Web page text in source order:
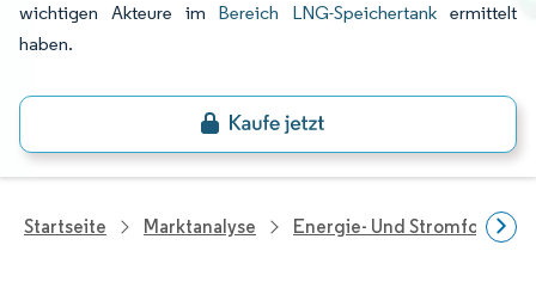
wichtigen Akteure im Bereich LNG-Speichertank ermittelt
haben.
Startseite Marktanalyse Energie- Und